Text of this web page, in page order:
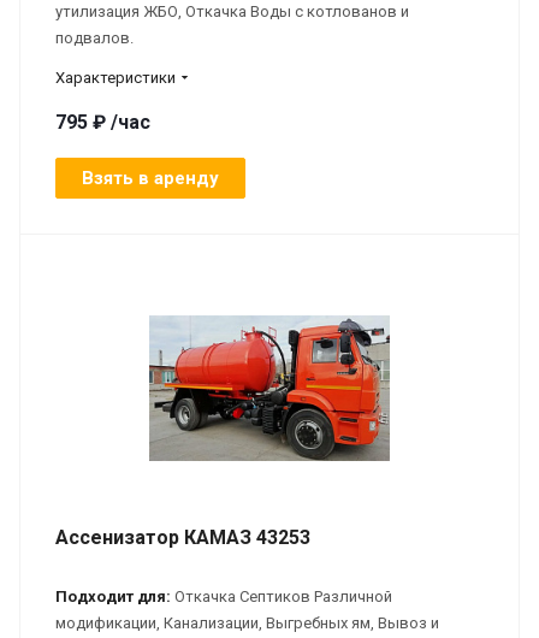
утилизация ЖБО, Откачка Воды с котлованов и
подвалов.
Характеристики
795 ₽ /час
Взять в аренду
Ассенизатор КАМАЗ 43253
Подходит для: Откачка Септиков Различной
модификации, Канализации, Выгребных ям, Вывоз и